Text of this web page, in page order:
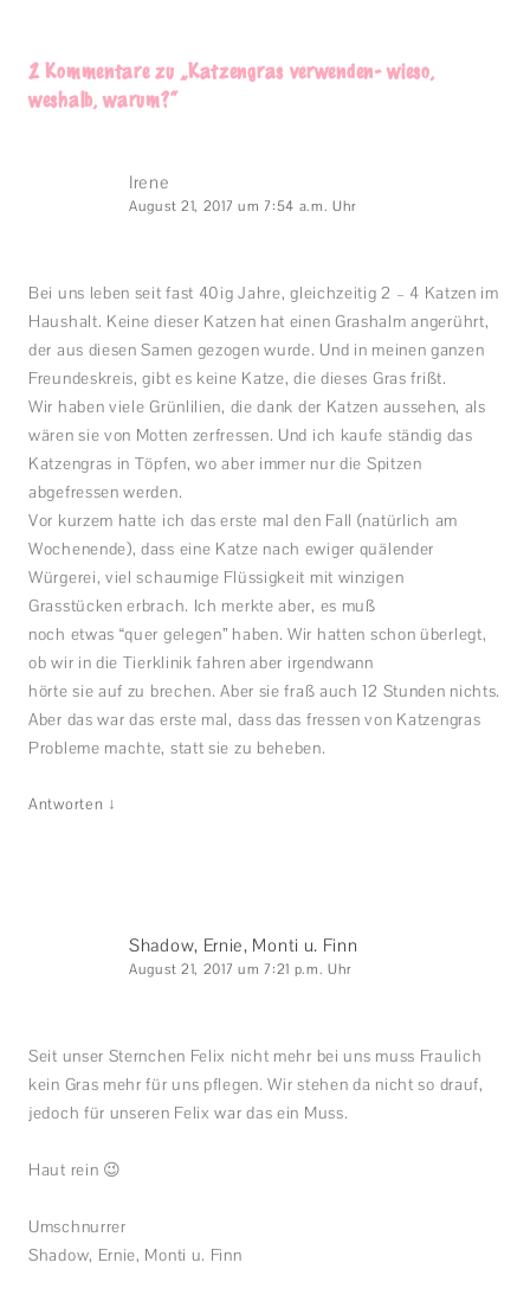
2 Kommentare zu „Katzengras verwenden- wieso,
weshalb, warum?“
Irene
August 21, 2017 um 7:54 a.m. Uhr
Bei uns leben seit fast 40ig Jahre, gleichzeitig 2 – 4 Katzen im
Haushalt. Keine dieser Katzen hat einen Grashalm angerührt,
der aus diesen Samen gezogen wurde. Und in meinen ganzen
Freundeskreis, gibt es keine Katze, die dieses Gras frißt.
Wir haben viele Grünlilien, die dank der Katzen aussehen, als
wären sie von Motten zerfressen. Und ich kaufe ständig das
Katzengras in Töpfen, wo aber immer nur die Spitzen
abgefressen werden.
Vor kurzem hatte ich das erste mal den Fall (natürlich am
Wochenende), dass eine Katze nach ewiger quälender
Würgerei, viel schaumige Flüssigkeit mit winzigen
Grasstücken erbrach. Ich merkte aber, es muß
noch etwas “quer gelegen” haben. Wir hatten schon überlegt,
ob wir in die Tierklinik fahren aber irgendwann
hörte sie auf zu brechen. Aber sie fraß auch 12 Stunden nichts.
Aber das war das erste mal, dass das fressen von Katzengras
Probleme machte, statt sie zu beheben.
Antworten ↓
Shadow, Ernie, Monti u. Finn
August 21, 2017 um 7:21 p.m. Uhr
Seit unser Sternchen Felix nicht mehr bei uns muss Fraulich
kein Gras mehr für uns pflegen. Wir stehen da nicht so drauf,
jedoch für unseren Felix war das ein Muss.
Haut rein 😉
Umschnurrer
Shadow, Ernie, Monti u. Finn